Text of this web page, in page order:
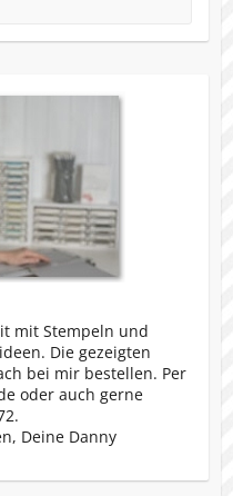
mit Stempeln und
Die gezeigten
bei mir bestellen. Per
oder auch gerne
Deine Danny